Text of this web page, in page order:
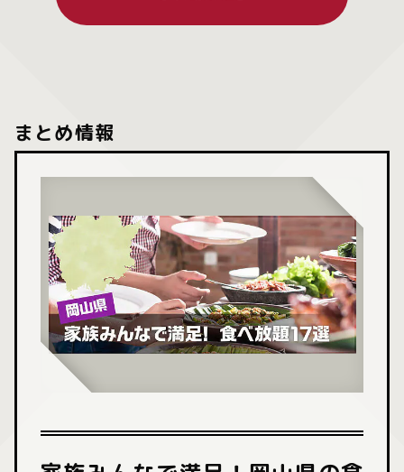
まとめ情報